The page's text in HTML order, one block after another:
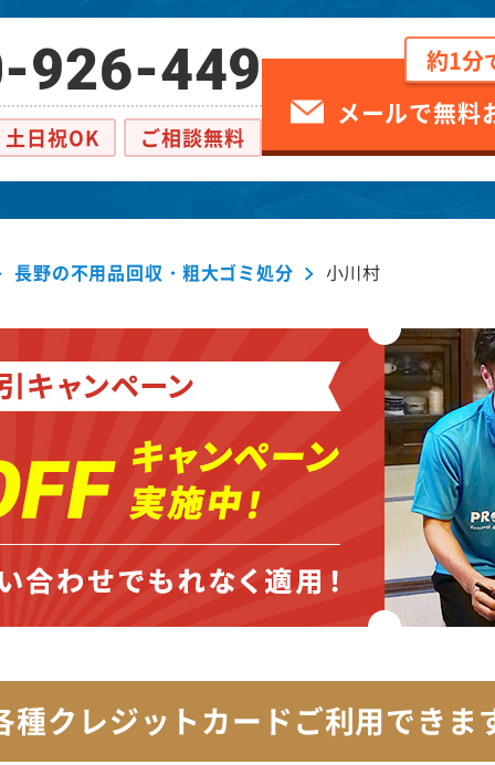
926-449
土日祝OK ご相談無料
約1分
メールで無料
長野の不用品回収・粗大ゴミ処分 小川村
種クレジットカードご利用できま